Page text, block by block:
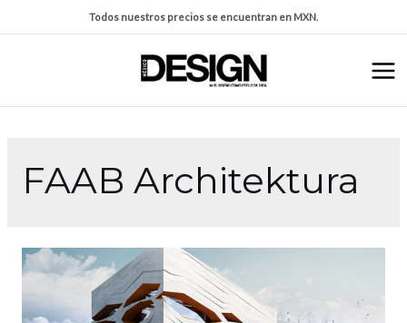
Todos nuestros precios se encuentran en MXN.
FAAB Architektura